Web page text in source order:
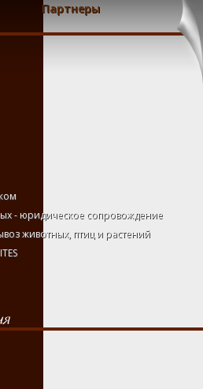
Партнеры
- юридическое сопровождение
животных, птиц и растений